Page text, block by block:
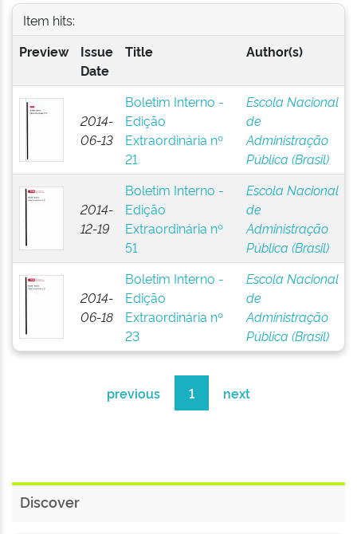
Item hits:
Preview
Issue
Date
Title Author(s)
2014-
06-13
Boletim Interno -
Edição
Extraordinária nº
21
Escola Nacional
de
Administração
Pública (Brasil)
2014-
12-19
Boletim Interno -
Edição
Extraordinária nº
51
Escola Nacional
de
Administração
Pública (Brasil)
2014-
06-18
Boletim Interno -
Edição
Extraordinária nº
23
Escola Nacional
de
Administração
Pública (Brasil)
previous 1 next
Discover